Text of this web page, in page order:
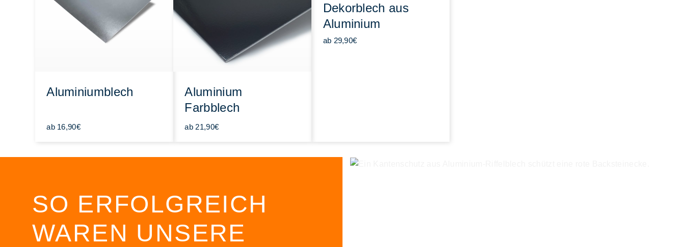
Aluminiumblech
ab 16,90€
Aluminium
Farbblech
ab 21,90€
Dekorblech aus
Aluminium
ab 29,90€
SO ERFOLGREICH
WAREN UNSERE